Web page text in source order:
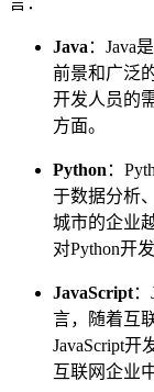
Java ：Java
前景和广泛
开发人员的
方面。
Python ：
于数据分析
城市的企业
对Python开
JavaScript
言，随着互
JavaScript
互联网企业